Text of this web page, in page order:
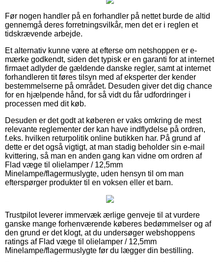
Før nogen handler på en forhandler på nettet burde de altid
gennemgå deres forretningsvilkår, men det er i reglen et
tidskrævende arbejde.
Et alternativ kunne være at efterse om netshoppen er e-
mærke godkendt, siden det typisk er en garanti for at internet
firmaet adlyder de gældende danske regler, samt at internet
forhandleren tit føres tilsyn med af eksperter der kender
bestemmelserne på området. Desuden giver det dig chance
for en hjælpende hånd, for så vidt du får udfordringer i
processen med dit køb.
Desuden er det godt at køberen er vaks omkring de mest
relevante reglementer der kan have indflydelse på ordren,
f.eks. hvilken returpolitik online butikken har. På grund af
dette er det også vigtigt, at man stadig beholder sin e-mail
kvittering, så man en anden gang kan vidne om ordren af
Flad væge til olielamper / 12,5mm
Minelampe/flagermuslygte, uden hensyn til om man
efterspørger produkter til en voksen eller et barn.
Trustpilot leverer immervæk ærlige genveje til at vurdere
ganske mange forhenværende køberes bedømmelser og af
den grund er det klogt, at du undersøger webshoppens
ratings af Flad væge til olielamper / 12,5mm
Minelampe/flagermuslygte før du lægger din bestilling.